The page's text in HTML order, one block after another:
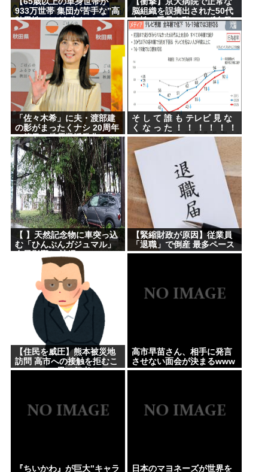
Powered by livedoor 相互RSS
933万世帯 集団が苦手な”高
齢男性”はどう生きてい
く？】孤独死のリスクも…
専門家 「8日以上見つから
ないのも圧倒的に男性」
脳組織を誤摘出された50代
女性、手足も動かせず自発
呼吸もできない重篤状態
に…「意識はある」
「佐々木希」に夫・渡部建
の影がまったくナシ 20周年
の節目に俳優業活発化への
舞台裏
そ し て 誰 も テレビ 見 な
く な っ た ！ ！ ！ ！ ！ ！
【 】天然記念物に車突っ込
む「ひんぷんガジュマル」
台風影響か 沖縄
【緊縮財政が原因】従業員
「退職」で倒産 最多ペース
【住民を威圧】熊本被災地
訪問 高市への接触を拒むこ
のコワモテ男は何者？
高市早苗さん、相手に発言
させない面会が決まるwww
『ちいかわ』が巨大”キャラ
日本のマヨネーズが世界を